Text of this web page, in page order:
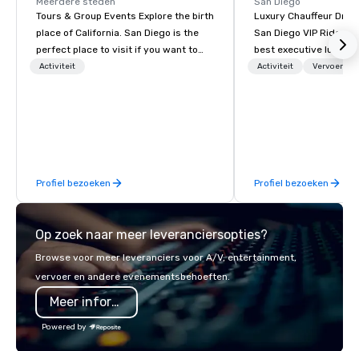
Tours & Group Events Explore the birth
place of California. San Diego is the
perfect place to visit if you want to
mix fun with history and recreation
greatly enhanced by a live
scoreboard, photo, video activities,
3D navigation, augmented reality and
challenges presented on the teams’
mobile device. We can also
incorporate our Speedboat
Adventures into your group event
plans. Check out
www.speedboatadventures.com for
more information on taking your group
Activiteit
Profiel bezoeken
Luxury Chauffeur
San Diego VIP Ride 4
best executive luxury
car service in San
for you to ride and
Diego with your
Activiteit Vervoer
Profiel bezoeken
Op zoek naar meer leveranciersopties?
Browse voor meer leveranciers voor A/V, entertainment,
vervoer en andere evenementsbehoeften.
Meer informatie
Powered by